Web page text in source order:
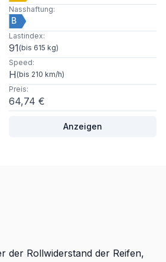
Nasshaftung:
B
Lastindex:
91(bis 615 kg)
Speed:
H (bis 210 km/h)
Preis:
64,74 €
Anzeigen
der Rollwiderstand der Reifen,